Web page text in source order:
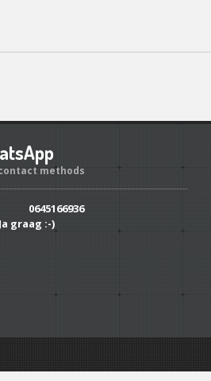
methods
0645166936
Ja graag :-)